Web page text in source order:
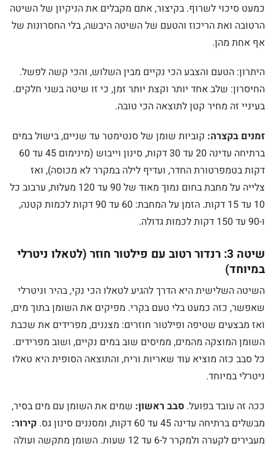
כמעט סיכוי לשרוף. בקיצור, אתם מקבלים את הניקיון של השיטה
הרטובה ואת הריכוז והטעם של השיטה היבשה, בלי החסרונות של
אף אחת מהן.
היתרון: הטעם והצבע הכי נקיים מבין השלוש, והכי קשה לפשל.
החיסרון: שלב אחד יותר וקצת יותר זמן, כי זו שיטה בשני חלקים.
בעיניי זה מחיר קטן לתוצאה הכי טובה.
זמנים בקצרה: קוביות שומן של סנטימטר עד שניים, בישול במים
ברתיחה עדינה 20 עד 30 דקות, סינון וייבוש (מינימום 45 עד 60
דקות בטמפרטורת החדר, ועדיף לילה במקרר לא מכוסה), ואז
צלייה על מחבת בחום נמוך מאוד של 90 עד 120 מעלות, ערבוב כל
10 עד 15 דקות. הזמן על המחבת: 60 עד 90 דקות לכמות קטנה,
ו-90 עד 150 דקות לכמות גדולה.
שיטה 3: רנדור רטוב עם פילטור חוזר (לטאלו ניטרלי
במיוחד)
השיטה השלישית היא הדרך להגיע לטאלו הכי נקי, בהיר וניטרלי
שאפשר, כזה כמעט בלי טעם בקרי. מפיקים את השומן בתוך מים,
ואז מבצעים שטיפה ופילטור חוזרים: מצננים, מפרידים את שכבת
השומן המוצקה מהמים, ממיסים שוב במים נקיים, ושוב מפרידים.
כל סבב כזה מוציא עוד שאריות וריח, והתוצאה הסופית היא טאלו
ניטרלי במיוחד.
ככה זה עובד בפועל. סבב ראשון: שמים את השומן עם מים בסיר,
מבשלים ברתיחה עדינה 45 עד 60 דקות, ומסננים סינון גס.
קירור:
מעבירים לקערה ולמקרר ל-6 עד 12 שעות. השומן מתקשה ועולה